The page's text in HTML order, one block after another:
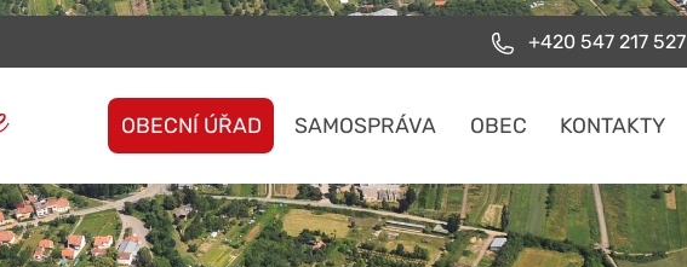
+420 547 217 527
OBECNÍ ÚŘAD SAMOSPRÁVA OBEC KONTAKTY